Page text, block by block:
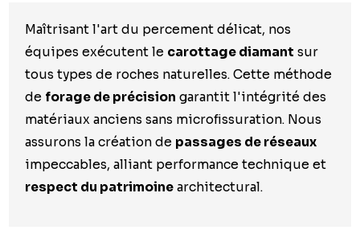
Maîtrisant l'art du percement délicat, nos
équipes exécutent le carottage diamant sur
tous types de roches naturelles. Cette méthode
de forage de précision garantit l'intégrité des
matériaux anciens sans microfissuration. Nous
assurons la création de passages de réseaux
impeccables, alliant performance technique et
respect du patrimoine architectural.